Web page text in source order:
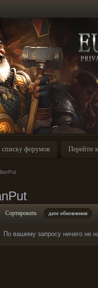
форумов Перейти
Сортировать дате обновления
По вашему запросу ничего не